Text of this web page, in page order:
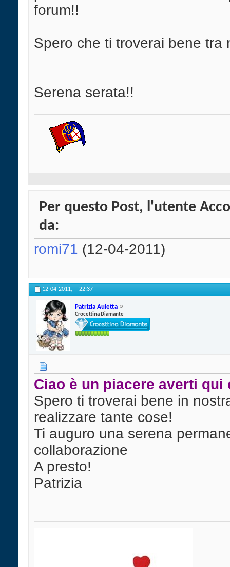
forum!!
Spero che ti troverai bene
Serena serata!!
Per questo Post, l'utente
da:
romi71 (12-04-2011)
12-04-2011, 22:37
Patrizia Auletta
Crocettina Diamante
Ciao è un piacere averti qui
Spero ti troverai bene in
realizzare tante cose!
Ti auguro una serena
collaborazione
A presto!
Patrizia